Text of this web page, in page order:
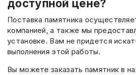
доступной цене?
Поставка памятника
компанией, а также мы
установке. Вам не придется
выполнения этой работы.
Вы можете заказать памятник в